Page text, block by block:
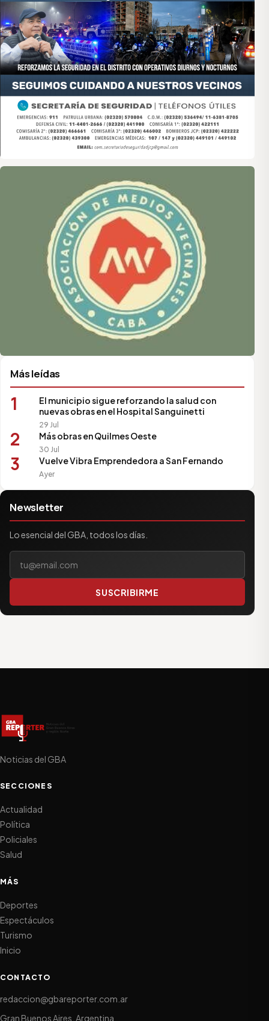
Asociación de Medios Vecinales
Más leídas
1
El municipio sigue reforzando la salud con
nuevas obras en el Hospital Sanguinetti
29 Jul
2 Más obras en Quilmes Oeste
30 Jul
3 Vuelve Vibra Emprendedora a San Fernando
Ayer
Newsletter
Lo esencial del GBA, todos los días.
SUSCRIBIRME
Noticias del GBA
SECCIONES
Actualidad
Política
Policiales
Salud
MÁS
Deportes
Espectáculos
Turismo
Inicio
CONTACTO
redaccion@gbareporter.com.ar
Gran Buenos Aires, Argentina